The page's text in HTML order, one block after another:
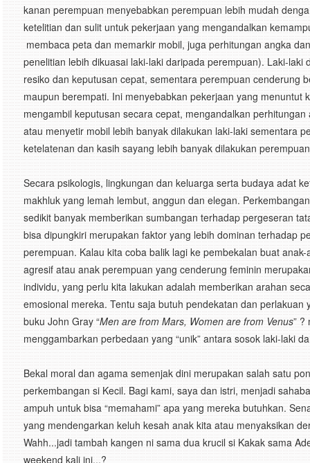
kanan perempuan menyebabkan perempuan lebih mudah
ketelitian dan sulit untuk pekerjaan yang mengandalkan
membaca peta dan memarkir mobil, juga perhitungan angka
penelitian lebih dikuasai laki-laki daripada perempuan). Laki-
resiko dan keputusan cepat, sementara perempuan cenderung
maupun berempati. Ini menyebabkan pekerjaan yang menuntut
mengambil keputusan secara cepat, mengandalkan
atau menyetir mobil lebih banyak dilakukan laki-laki sementara
ketelatenan dan kasih sayang lebih banyak dilakukan
Secara psikologis, lingkungan dan keluarga serta budaya adat
makhluk yang lemah lembut, anggun dan elegan.
sedikit banyak memberikan sumbangan terhadap pergeseran
bisa dipungkiri merupakan faktor yang lebih dominan terhadap
perempuan. Kalau kita coba balik lagi ke pembekalan buat
agresif atau anak perempuan yang cenderung feminin
individu, yang perlu kita lakukan adalah memberikan arahan
emosional mereka. Tentu saja butuh pendekatan dan
buku John Gray “Men are from Mars, Women are from Venus” ?
menggambarkan perbedaan yang “unik” antara sosok laki-laki
Bekal moral dan agama semenjak dini merupakan salah satu
perkembangan si Kecil. Bagi kami, saya dan istri, menjadi
ampuh untuk bisa “memahami” apa yang mereka butuhkan.
yang mendengarkan keluh kesah anak kita atau menyaksikan
Wahh...jadi tambah kangen ni sama dua krucil si Kakak sama
weekend kali ini...?